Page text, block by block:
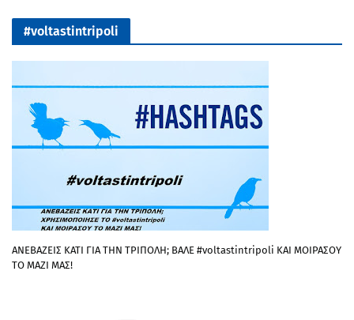
#voltastintripoli
ΑΝΕΒΑΖΕΙΣ ΚΑΤΙ ΓΙΑ ΤΗΝ ΤΡΙΠΟΛΗ; ΒΑΛΕ #voltastintripoli ΚΑΙ ΜΟΙΡΑΣΟΥ
ΤΟ ΜΑΖΙ ΜΑΣ!